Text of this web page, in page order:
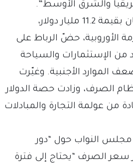
والشرق الأوسط”.
وكان صندوق النقد الدولي الذي منح المغرب خطوط إئتمان بقيمة 11.2 مليار دولار،
الأوروبية، حضّ الرباط على
الإستثمارات والسياحة
الموارد الأجنبية. وغيّرت
الصرف، وزادت حصة الدولار
60 في المئة، للإستفادة من عولمة التجارة والمبادلات
مجلس النواب حول “دور
سعر الصرف “يحتاج إلى فترة